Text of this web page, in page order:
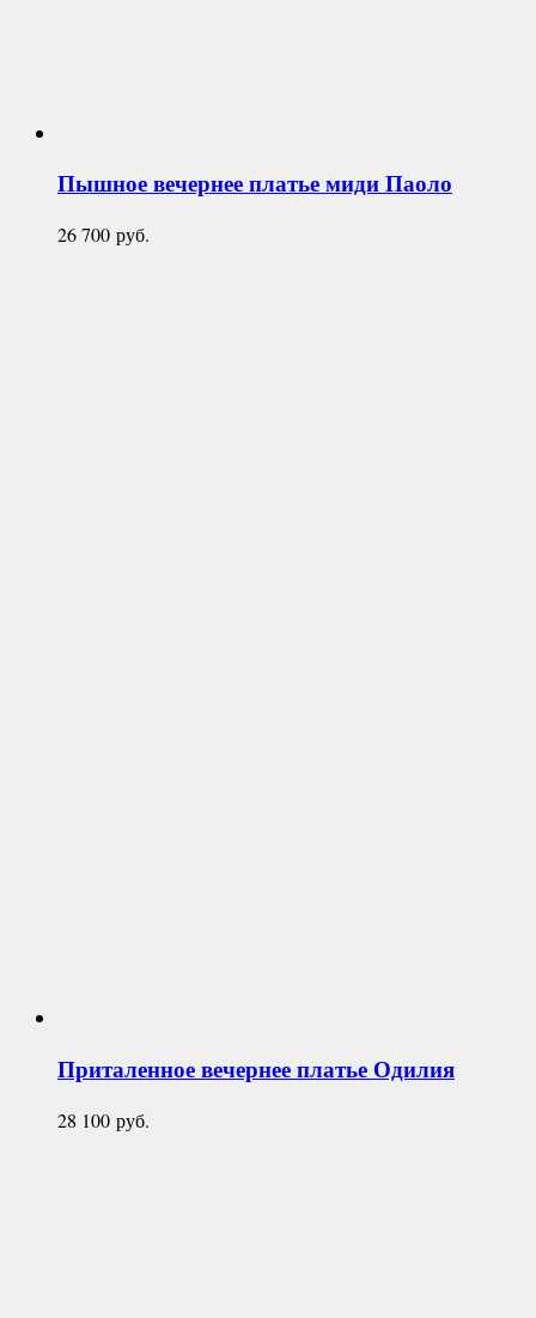
Пышное вечернее платье мидиПаоло
26 700 руб.
Приталенное вечернее платье Одилия
28 100 руб.